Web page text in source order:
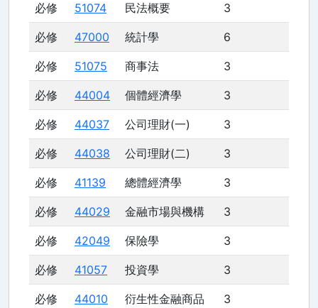
必修 51074 民法概要 3
必修 47000 統計學 6
必修 51075 商事法 3
必修 44004 個體經濟學 3
必修 44037 公司理財(一) 3
必修 44038 公司理財(二) 3
必修 41139 總體經濟學 3
必修 44029 金融市場與機構 3
必修 42049 保險學 3
必修 41057 投資學 3
必修 44010 衍生性金融商品 3